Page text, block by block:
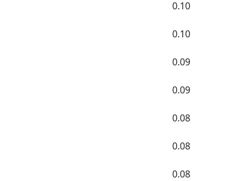
0.10
0.10
0.09
0.09
0.08
0.08
0.08